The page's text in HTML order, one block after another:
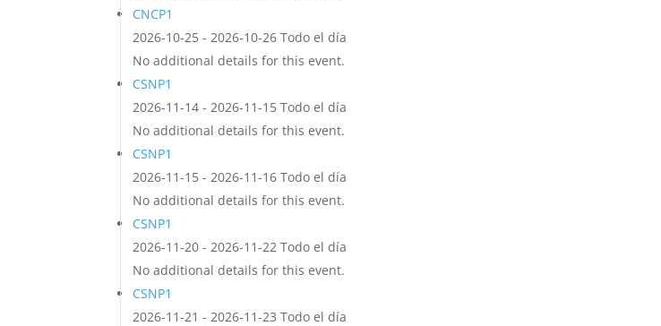
CNCP1
2026-10-25 - 2026-10-26 Todo el día
No additional details for this event.
CSNP1
2026-11-14 - 2026-11-15 Todo el día
No additional details for this event.
CSNP1
2026-11-15 - 2026-11-16 Todo el día
No additional details for this event.
CSNP1
2026-11-20 - 2026-11-22 Todo el día
No additional details for this event.
CSNP1
2026-11-21 - 2026-11-23 Todo el día